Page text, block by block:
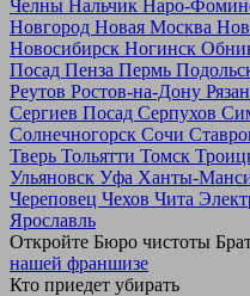
Челны Нальчик Наро-
Новгород Новая Москва
Новосибирск Ногинск
Посад Пенза Пермь
Реутов Ростов-на-Дону
Сергиев Посад Серпухов
Солнечногорск Сочи
Тверь Тольятти Томск
Ульяновск Уфа Ханты-
Череповец Чехов Чита
Ярославль
Откройте Бюро чистоты
нашей франшизе
Кто приедет убирать